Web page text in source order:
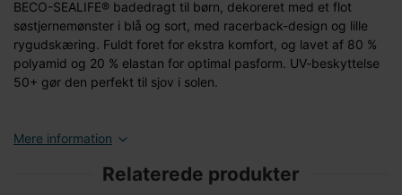
BECO-SEALIFE® badedragt til børn, dekoreret med et flot
søstjernemønster i blå og sort, med racerback-design og lille
rygudskæring. Fuldt foret for ekstra komfort, og lavet af 80 %
polyamid og 20 % elastan for optimal pasform. UV-beskyttelse
50+ gør den perfekt til sjov i solen.
Mere information
Relaterede produkter